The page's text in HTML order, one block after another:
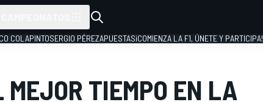
COLAPINTOSERGIO PÉREZAPUESTAS¡COMIENZA LA F1, ÚNETE Y PARTICIPA!
MEJOR TIEMPO EN LA